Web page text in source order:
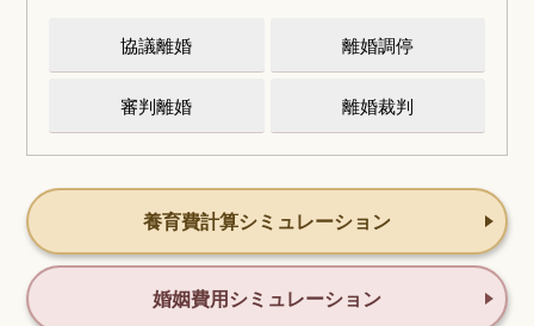
協議離婚 離婚調停
審判離婚 離婚裁判
養育費計算シミュレーション
婚姻費用シミュレーション